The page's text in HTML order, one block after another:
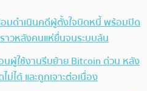
อมดำเนินคดีผู้ตั้งใจบิดหนี้ พร้อมปิด
าวหลังคนแห่ยื่นจนระบบล้น
นผู้ใช้งานรีบย้าย Bitcoin ด่วน หลัง
ม่ได้ และถูกเจาะต่อเนื่อง